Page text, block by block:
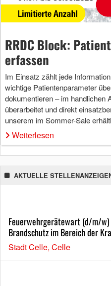
RRDC Block:
erfassen
Im Einsatz zählt jede
wichtige Patientenparameter
dokumentieren – im handlichen
überarbeitet und direkt
unserem im Sommer-Sale
Weiterlesen
AKTUELLE
Feuerwehrgerätewart (d/m/
Brandschutz im Bereich der
Stadt Celle, Celle